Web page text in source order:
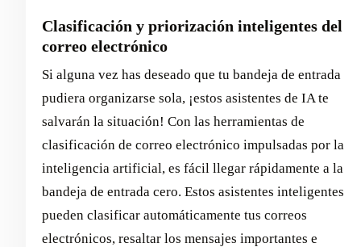
Clasificación y priorización inteligentes del
correo electrónico
Si alguna vez has deseado que tu bandeja de entrada
pudiera organizarse sola, ¡estos asistentes de IA te
salvarán la situación! Con las herramientas de
clasificación de correo electrónico impulsadas por la
inteligencia artificial, es fácil llegar rápidamente a la
bandeja de entrada cero. Estos asistentes inteligentes
pueden clasificar automáticamente tus correos
electrónicos, resaltar los mensajes importantes e